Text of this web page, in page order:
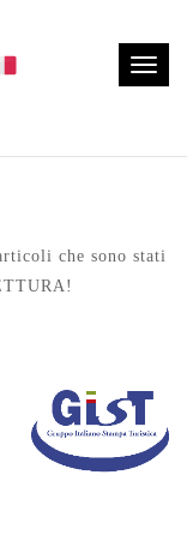
che sono stati